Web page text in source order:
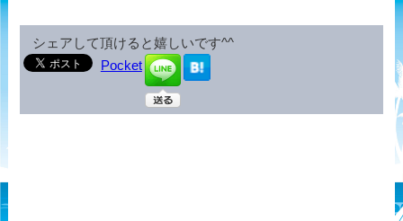
シェアして頂けると嬉しいです^^
Pocket